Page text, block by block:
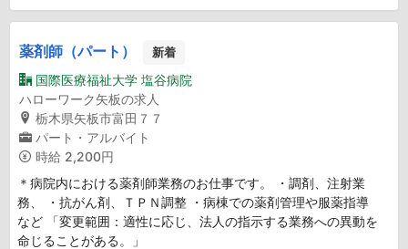
薬剤師（パート） 新着
国際医療福祉大学 塩谷病院
ハローワーク矢板の求人
栃木県矢板市富田７７
パート・アルバイト
時給 2,200円
＊病院内における薬剤師業務のお仕事です。 ・調剤、注射業
務、 ・抗がん剤、ＴＰＮ調整 ・病棟での薬剤管理や服薬指導
など 「変更範囲：適性に応じ、法人の指示する業務への異動を
命じることがある。」